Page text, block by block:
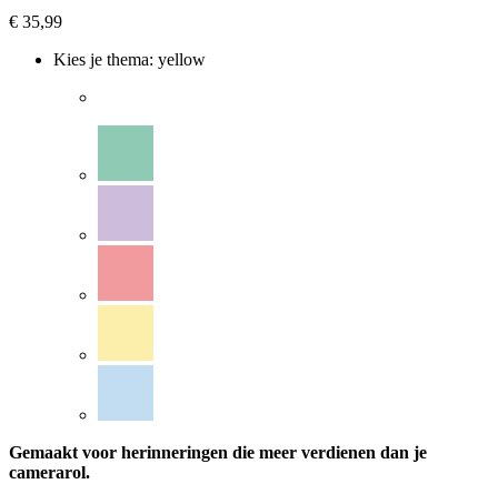
€ 35,99
Kies je thema: yellow
Gemaakt voor herinneringen die meer verdienen dan je
camerarol.